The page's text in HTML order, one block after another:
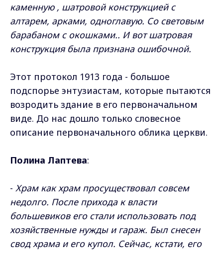
каменную , шатровой конструкцией с
алтарем, арками, одноглавую. Со световым
барабаном с окошками.. И вот шатровая
конструкция была признана ошибочной.
Этот протокол 1913 года - большое
подспорье энтузиастам, которые пытаются
возродить здание в его первоначальном
виде. До нас дошло только словесное
описание первоначального облика церкви.
Полина Лаптева:
- Храм как храм просуществовал совсем
недолго. После прихода к власти
большевиков его стали использовать под
хозяйственные нужды и гараж. Был снесен
свод храма и его купол. Сейчас, кстати, его